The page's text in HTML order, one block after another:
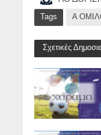
Tags Α
Σχετικές